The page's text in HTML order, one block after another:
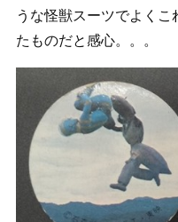
うな怪獣スーツでよく
たものだと感心。。。